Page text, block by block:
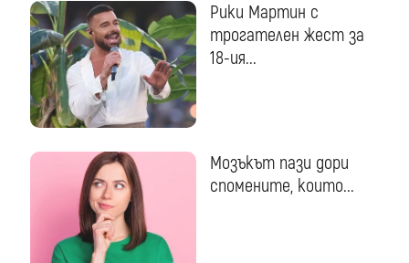
Рики Мартин с
трогателен жест за
18-ия...
Мозъкът пази дори
спомените, които...